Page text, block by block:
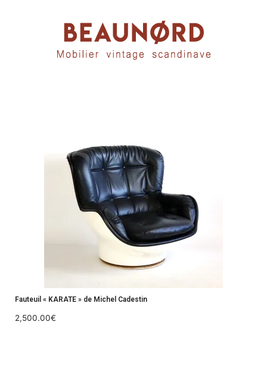
Fauteuil « KARATE » de Michel Cadestin
2,500.00€